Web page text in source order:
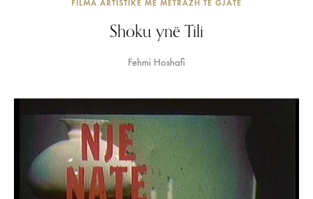
FILMA ARTISTIKË ME METRAZH TË GJATË
Shoku ynë Tili
Fehmi Hoshafi